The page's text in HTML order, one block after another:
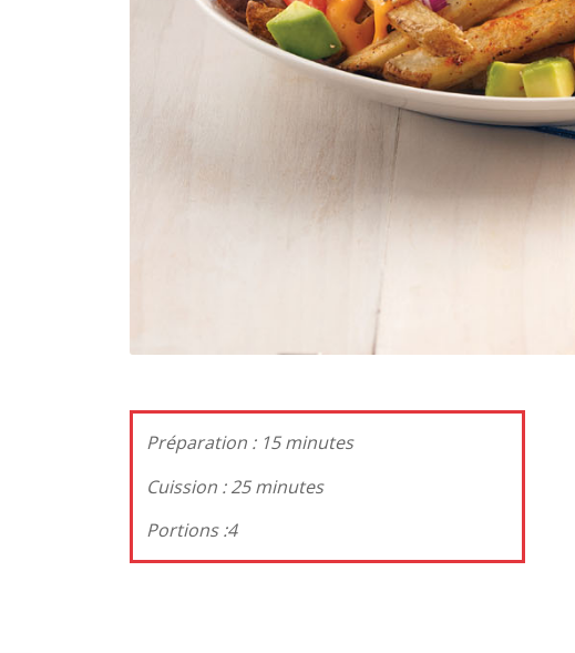
Préparation : 15 minutes
Cuission : 25 minutes
Portions :4